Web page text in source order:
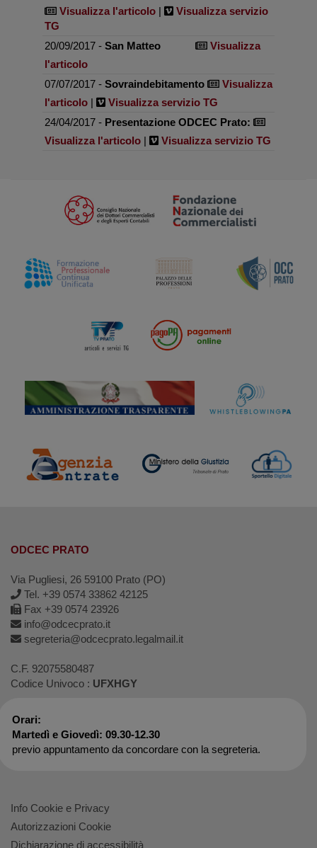
Visualizza l'articolo
Visualizza servizio
TG
20/09/2017 - San Matteo
Visualizza
l'articolo
07/07/2017 - Sovraindebitamento
Visualizza
l'articolo
Visualizza servizio TG
24/04/2017 - Presentazione ODCEC Prato:
Visualizza l'articolo
Visualizza servizio TG
ODCEC PRATO
Via Pugliesi, 26 59100 Prato (PO)
Tel. +39 0574 33862 42125
Fax +39 0574 23926
info@odcecprato.it
segreteria@odcecprato.legalmail.it
C.F. 92075580487
Codice Univoco : UFXHGY
Orari:
Martedì e Giovedì: 09.30-12.30
previo appuntamento da concordare con la segreteria.
Info Cookie e Privacy
Autorizzazioni Cookie
Dichiarazione di accessibilità